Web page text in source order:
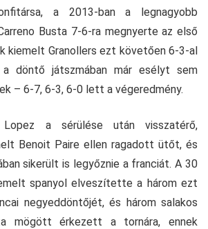
a 2013-ban a legnagyobb
Busta 7-6-ra megnyerte az első
kiemelt Granollers ezt követően 6-3-al
döntő játszmában már esélyt sem
– 6-7, 6-3, 6-0 lett a végeredmény.
Lopez a sérülése után visszatérő,
Benoit Paire ellen ragadott ütőt, és
sikerült is legyőznie a franciát. A 30
spanyol elveszítette a három ezt
negyeddöntőjét, és három salakos
mögött érkezett a tornára, ennek